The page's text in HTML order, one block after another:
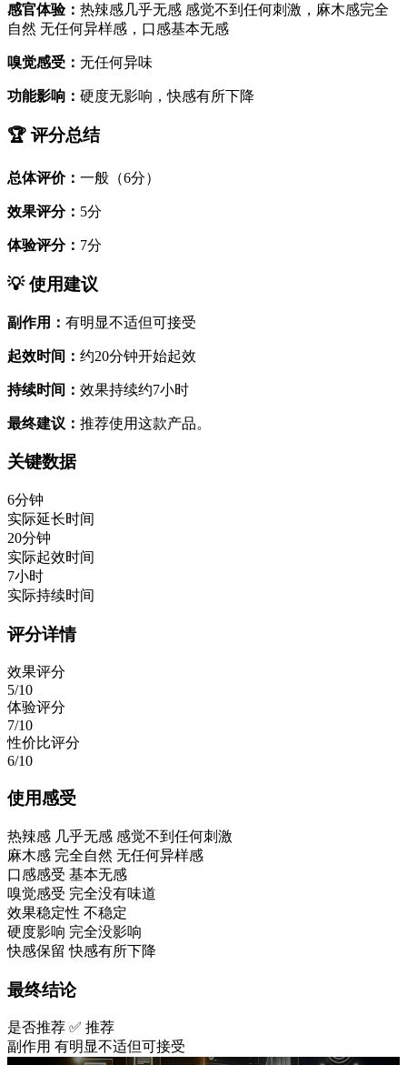
感官体验： 热辣感几乎无感 感觉不到任何刺激，麻木感完全
自然 无任何异样感，口感基本无感
嗅觉感受： 无任何异味
功能影响： 硬度无影响，快感有所下降
🏆 评分总结
总体评价： 一般（6分）
效果评分： 5分
体验评分： 7分
💡 使用建议
副作用： 有明显不适但可接受
起效时间： 约20分钟开始起效
持续时间： 效果持续约7小时
最终建议： 推荐使用这款产品。
关键数据
6分钟
实际延长时间
20分钟
实际起效时间
7小时
实际持续时间
评分详情
效果评分
5/10
体验评分
7/10
性价比评分
6/10
使用感受
热辣感 几乎无感 感觉不到任何刺激
麻木感 完全自然 无任何异样感
口感感受 基本无感
嗅觉感受 完全没有味道
效果稳定性 不稳定
硬度影响 完全没影响
快感保留 快感有所下降
最终结论
是否推荐 ✅ 推荐
副作用 有明显不适但可接受